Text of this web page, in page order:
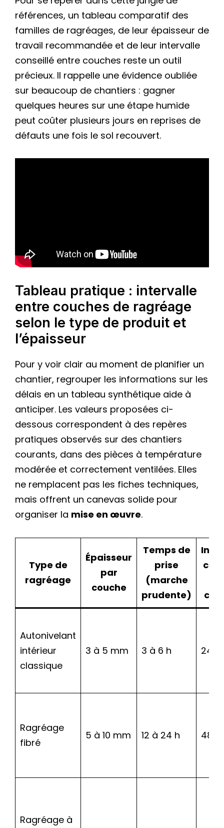
références, un tableau comparatif des
familles de ragréages, de leur épaisseur de
travail recommandée et de leur intervalle
conseillé entre couches reste un outil
précieux. Il rappelle une évidence oubliée
sur beaucoup de chantiers : gagner
quelques heures sur une étape humide
peut coûter plusieurs jours en reprises de
défauts une fois le sol recouvert.
Tableau pratique : intervalle
entre couches de ragréage
selon le type de produit et
l’épaisseur
Pour y voir clair au moment de planifier un
chantier, regrouper les informations sur les
délais en un tableau synthétique aide à
anticiper. Les valeurs proposées ci-
dessous correspondent à des repères
pratiques observés sur des chantiers
courants, dans des pièces à température
modérée et correctement ventilées. Elles
ne remplacent pas les fiches techniques,
mais offrent un canevas solide pour
organiser la mise en œuvre.
Type de
ragréage
Épaisseur
par
couche
Temps de
prise
(marche
prudente)
Autonivelant
intérieur
classique
3 à 5 mm 3 à 6 h 24 h
Ragréage
fibré
5 à 10 mm 12 à 24 h 48 h
Ragréage à